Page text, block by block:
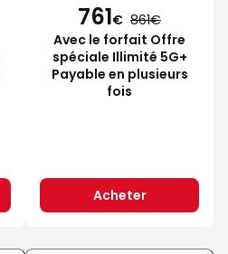
761€ 861
Avec le forfait Offre
spéciale Illimité 5G+
Payable en plusieurs
fois
Acheter